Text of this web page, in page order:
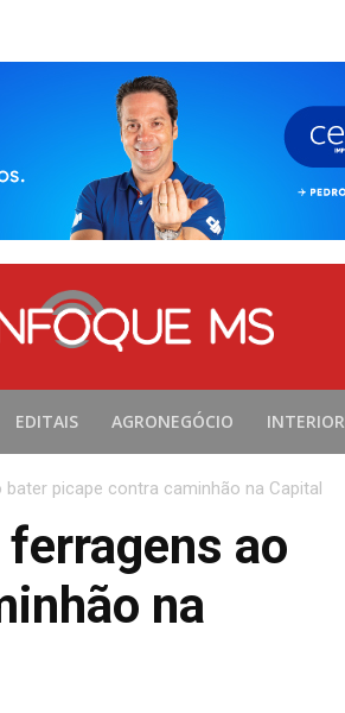
EDITAIS AGRONEGÓCIO INTERIOR
picape contra caminhão na Capital
ao
na